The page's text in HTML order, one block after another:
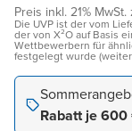
Preis inkl. 21%
Die UVP ist der vom
der von X²O auf Basis
Wettbewerbern für
festgelegt wurde
Rabatt je 600